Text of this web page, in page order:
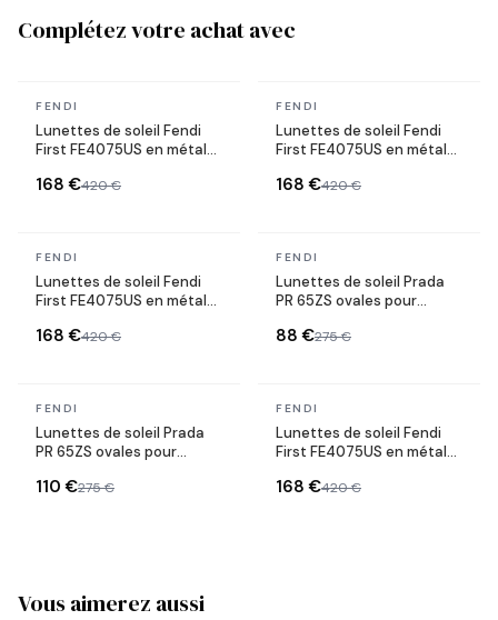
Complétez votre achat avec
En stock
FENDI
Lunettes de soleil Fendi
First FE4075US en métal
168 €420 €
En stock
FENDI
Lunettes de soleil Fendi
First FE4075US en métal
168 €420 €
En stock
FENDI
Lunettes de soleil Fendi
First FE4075US en métal
168 €420 €
En stock
FENDI
Lunettes de soleil Prada
PR 65ZS ovales pour
88 €275 €
En stock
FENDI
Lunettes de soleil Prada
PR 65ZS ovales pour
110 €275 €
En stock
FENDI
Lunettes de soleil Fendi
First FE4075US en métal
168 €420 €
Vous aimerez aussi